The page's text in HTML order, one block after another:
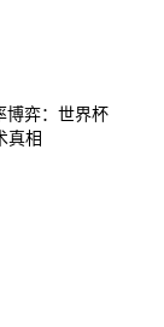
博弈：世界杯
真相